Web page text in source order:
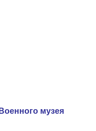
музея